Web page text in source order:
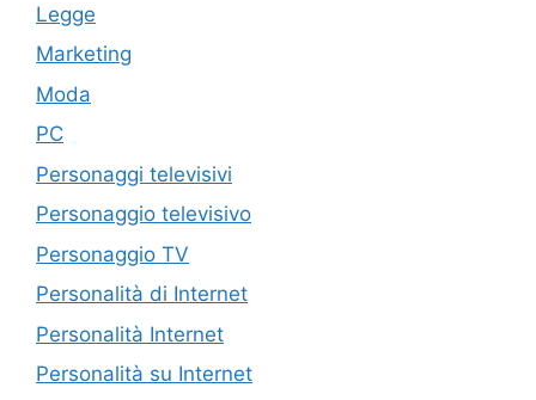
Legge
Marketing
Moda
PC
Personaggi televisivi
Personaggio televisivo
Personaggio TV
Personalità di Internet
Personalità Internet
Personalità su Internet